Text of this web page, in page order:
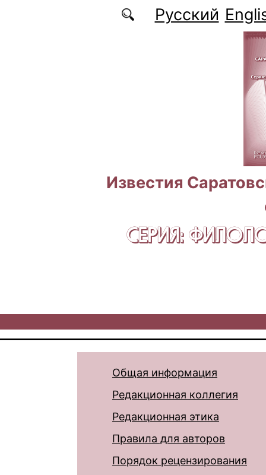
Перейти к основному содержаниюРусский
Известия
СЕРИЯ:
Общая информация
Редакционная коллегия
Редакционная этика
Правила для авторов
Порядок рецензирования